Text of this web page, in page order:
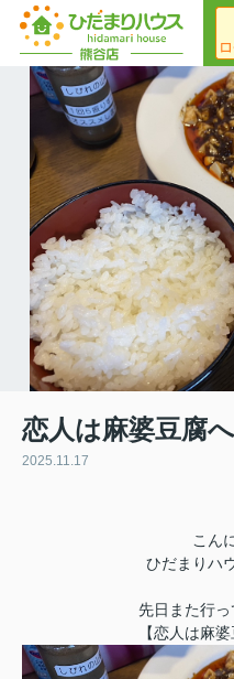
恋人は麻婆豆腐へ
2025.11.17
こん
ひだまりハ
先日また行っ
【恋人は麻